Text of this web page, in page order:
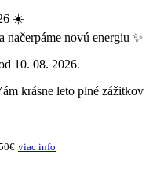
☀️
novú energiu ✨
10. 08. 2026.
krásne leto plné zážitkov
viac info